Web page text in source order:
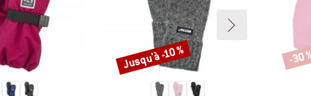
Remise
Jusqu'à -10 % -30